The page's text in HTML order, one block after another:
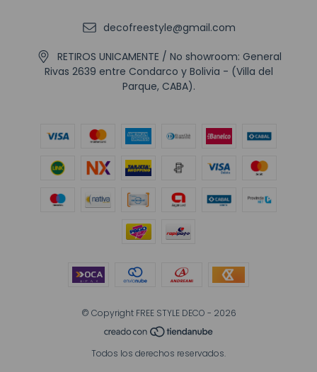
decofreestyle@gmail.com
RETIROS UNICAMENTE / No showroom: General
Rivas 2639 entre Condarco y Bolivia - (Villa del
Parque, CABA).
© Copyright FREE STYLE DECO - 2026
Todos los derechos reservados.